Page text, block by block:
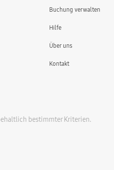
Buchung verwalten
Hilfe
Über uns
Kontakt
bestimmter Kriterien.